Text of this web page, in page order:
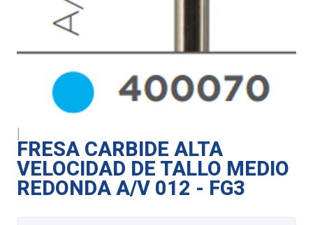
FRESA CARBIDE ALTA
VELOCIDAD DE TALLO MEDIO
REDONDA A/V 012 - FG3